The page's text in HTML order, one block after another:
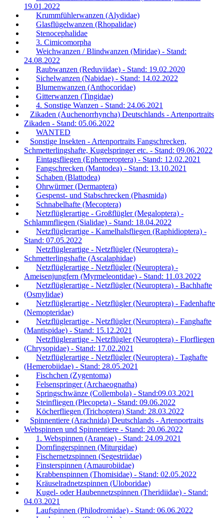
19.01.2022
Krummfühlerwanzen (Alydidae)
Glasflügelwanzen (Rhopalidae)
Stenocephalidae
3. Cimicomorpha
Weichwanzen / Blindwanzen (Miridae) - Stand:
24.08.2022
Raubwanzen (Reduviidae) - Stand: 19.02.2020
Sichelwanzen (Nabidae) - Stand: 14.02.2022
Blumenwanzen (Anthocoridae)
Gitterwanzen (Tingidae)
4. Sonstige Wanzen - Stand: 24.06.2021
Zikaden (Auchenorrhyncha) Deutschlands - Artenportraits
Zikaden - Stand: 05.06.2022
WANTED
Sonstige Insekten - Artenportraits Fangschrecken,
Schmetterlingshafte, Kugelspringer etc. - Stand: 09.06.2022
Eintagsfliegen (Ephemeroptera) - Stand: 12.02.2021
Fangschrecken (Mantodea) - Stand: 13.10.2021
Schaben (Blattodea)
Ohrwürmer (Dermaptera)
Gespenst- und Stabschrecken (Phasmida)
Schnabelhafte (Mecoptera)
Netzflüglerartige - Großflügler (Megaloptera) -
Schlammfliegen (Sialidae) - Stand: 18.04.2022
Netzflüglerartige - Kamelhalsfliegen (Raphidioptera) -
Stand: 07.05.2022
Netzflüglerartige - Netzflügler (Neuroptera) -
Schmetterlingshafte (Ascalaphidae)
Netzflüglerartige - Netzflügler (Neuroptera) -
Ameisenjungfern (Myrmeleontidae) - Stand: 11.03.2022
Netzflüglerartige - Netzflügler (Neuroptera) - Bachhafte
(Osmylidae)
Netzflüglerartige - Netzflügler (Neuroptera) - Fadenhafte
(Nemopteridae)
Netzflüglerartige - Netzflügler (Neuroptera) - Fanghafte
(Mantispidae) - Stand: 15.12.2021
Netzflüglerartige - Netzflügler (Neuroptera) - Florfliegen
(Chrysopidae) - Stand: 17.02.2021
Netzflüglerartige - Netzflügler (Neuroptera) - Taghafte
(Hemerobiidae) - Stand: 28.05.2021
Fischchen (Zygentoma)
Felsenspringer (Archaeognatha)
Springschwänze (Collembola) - Stand:09.03.2021
Steinfliegen (Plecopeta) - Stand: 09.06.2022
Köcherfliegen (Trichoptera) Stand: 28.03.2022
Spinnentiere (Arachnida) Deutschlands - Artenportraits
Webspinnen und Spinnentiere - Stand: 20.06.2022
1. Webspinnen (Araneae) - Stand: 24.09.2021
Dornfingerspinnen (Miturgidae)
Fischernetzspinnen (Segestriidae)
Finsterspinnen (Amaurobiidae)
Krabbenspinnen (Thomisidae) - Stand: 02.05.2022
Kräuselradnetzspinnen (Uloboridae)
Kugel- oder Haubennetzspinnen (Theridiidae) - Stand:
04.03.2021
Laufspinnen (Philodromidae) - Stand: 06.06.2022